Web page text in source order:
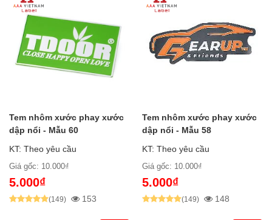
Tem nhôm xước phay xước
dập nổi - Mẫu 60
KT: Theo yêu cầu
Giá gốc: 10.000₫
5.000₫
(149) 153
Tem nhôm xước phay xước
dập nổi - Mẫu 58
KT: Theo yêu cầu
Giá gốc: 10.000₫
5.000₫
(149) 148